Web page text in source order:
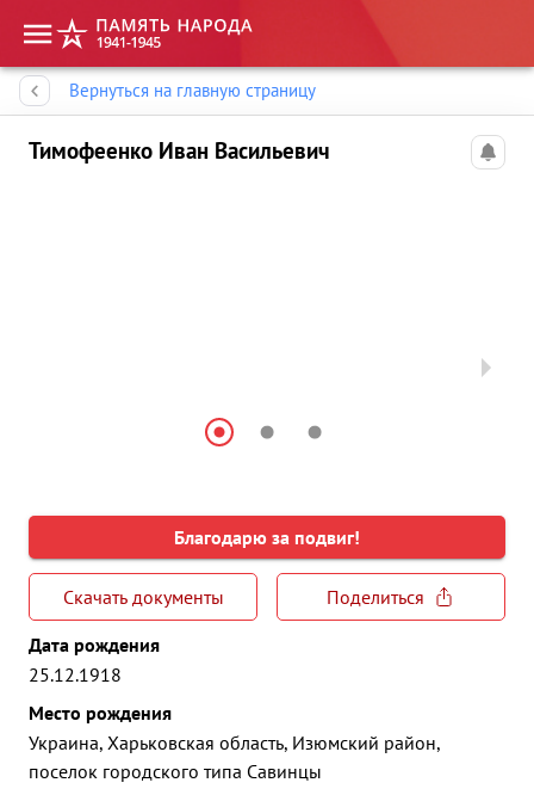
Вернуться на главную страницу
Тимофеенко Иван Васильевич
Благодарю за подвиг!
Скачать документы
Поделиться
Дата рождения
25.12.1918
Место рождения
Украина, Харьковская область, Изюмский район,
поселок городского типа Савинцы
Память народа